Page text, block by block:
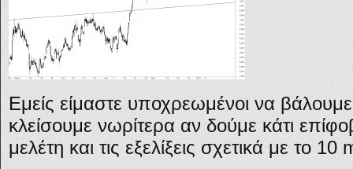
Εμείς είμαστε υποχρεωμένοι να
κλείσουμε νωρίτερα αν δούμε κάτι
μελέτη και τις εξελίξεις σχετικά με το